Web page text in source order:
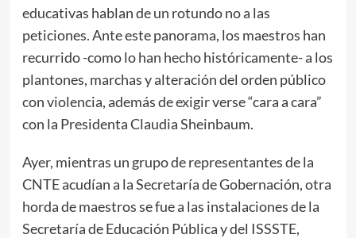
educativas hablan de un rotundo no a las
peticiones. Ante este panorama, los maestros han
recurrido -como lo han hecho históricamente- a los
plantones, marchas y alteración del orden público
con violencia, además de exigir verse “cara a cara”
con la Presidenta Claudia Sheinbaum.
Ayer, mientras un grupo de representantes de la
CNTE acudían a la Secretaría de Gobernación, otra
horda de maestros se fue a las instalaciones de la
Secretaría de Educación Pública y del ISSSTE,